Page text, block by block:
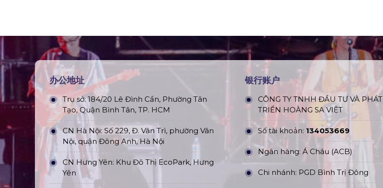
办公地址
Trụ sở: 184/20 Lê Đình Cẩn, Phường Tân
Tạo, Quận Bình Tân, TP. HCM
CN Hà Nội: Số 229, Đ. Vân Trì, phường Vân
Nội, quận Đông Anh, Hà Nội
CN Hưng Yên: Khu Đô Thị EcoPark, Hưng
Yên
银行账户
CÔNG TY TNHH ĐẦU TƯ VÀ PHÁT
TRIỂN HOÀNG SA VIỆT
Số tài khoản: 134053669
Ngân hàng: Á Châu (ACB)
Chi nhánh: PGD Bình Trị Đông